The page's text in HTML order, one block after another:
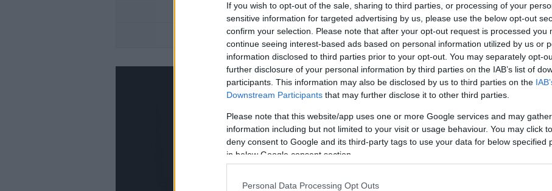
If you wish to opt-out of the sale, sharing to third parties, or processing of your
sensitive information for targeted advertising by us, please use the below opt-out
confirm your selection. Please note that after your opt-out request is processed you
continue seeing interest-based ads based on personal information utilized by us or
information disclosed to third parties prior to your opt-out. You may separately opt-
further disclosure of your personal information by third parties on the IAB’s list of
participants. This information may also be disclosed by us to third parties on the
Downstream Participants that may further disclose it to other third parties.
Please note that this website/app uses one or more Google services and may
information including but not limited to your visit or usage behaviour. You may click
deny consent to Google and its third-party tags to use your data for below specified
in below Google consent section.
Personal Data Processing Opt Outs
SKODA FABIA ME 119 ΕΥΡΩ ΤΟ ΜΗΝΑ
ALFA ROMEO JUNIOR ME 8 ΧΡΟΝΙΑ ΕΓΓΥΗΣΗ